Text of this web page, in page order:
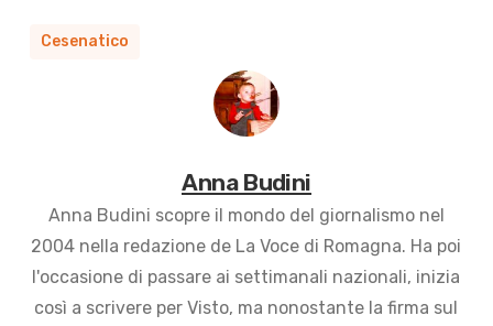
Cesenatico
Anna Budini
Anna Budini scopre il mondo del giornalismo nel
2004 nella redazione de La Voce di Romagna. Ha poi
l'occasione di passare ai settimanali nazionali, inizia
così a scrivere per Visto, ma nonostante la firma sul